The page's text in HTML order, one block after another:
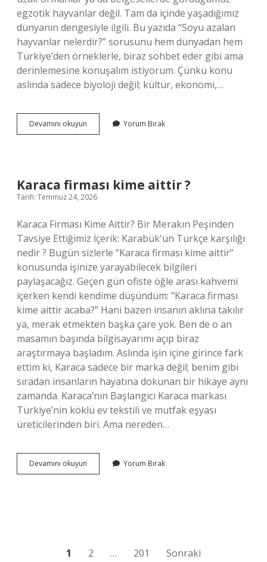
egzotik hayvanlar değil. Tam da içinde yaşadığımız
dünyanın dengesiyle ilgili. Bu yazıda “Soyu azalan
hayvanlar nelerdir?” sorusunu hem dünyadan hem
Türkiye’den örneklerle, biraz sohbet eder gibi ama
derinlemesine konuşalım istiyorum. Çünkü konu
aslında sadece biyoloji değil; kültür, ekonomi,…
Devamını okuyun
azalan
Yorum Bırak
Karaca firması kime aittir ?
Tarih: Temmuz 24, 2026
Karaca Firması Kime Aittir? Bir Merakın Peşinden
Tavsiye Ettiğimiz İçerik: Karabük'ün Türkçe karşılığı
nedir ? Bugün sizlerle “Karaca firması kime aittir”
konusunda işinize yarayabilecek bilgileri
paylaşacağız. Geçen gün ofiste öğle arası kahvemi
içerken kendi kendime düşündüm: “Karaca firması
kime aittir acaba?” Hani bazen insanın aklına takılır
ya, merak etmekten başka çare yok. Ben de o an
masamın başında bilgisayarımı açıp biraz
araştırmaya başladım. Aslında işin içine girince fark
ettim ki, Karaca sadece bir marka değil; benim gibi
sıradan insanların hayatına dokunan bir hikaye aynı
zamanda. Karaca’nın Başlangıcı Karaca markası
Türkiye’nin köklü ev tekstili ve mutfak eşyası
üreticilerinden biri. Ama nereden…
Devamını okuyun
firması
Yorum Bırak
1 2 … 201 Sonraki